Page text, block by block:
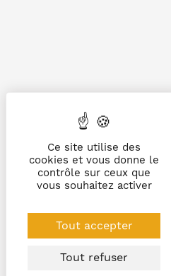
Ce site utilise des
cookies et vous donne le
contrôle sur ceux que
vous souhaitez activer
Tout accepter
Tout refuser